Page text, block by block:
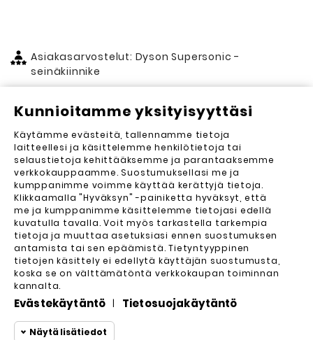
Asiakasarvostelut: Dyson Supersonic -
seinäkiinnike
Asiakasarvostelut (0)
Lähetä arvostelu
Arvosteluja ei vielä ole. Haluatko kirjoittaa
ensimmäisen?
Yrityksemme
Kunnioitamme yksityisyyttäsi
Käytämme evästeitä, tallennamme tietoja
laitteellesi ja käsittelemme henkilötietoja tai
selaustietoja kehittääksemme ja parantaaksemme
verkkokauppaamme. Suostumuksellasi me ja
kumppanimme voimme käyttää kerättyjä tietoja.
Klikkaamalla "Hyväksyn" -painiketta hyväksyt, että
me ja kumppanimme käsittelemme tietojasi edellä
kuvatulla tavalla. Voit myös tarkastella tarkempia
tietoja ja muuttaa asetuksiasi ennen suostumuksen
antamista tai sen epäämistä. Tietyntyyppinen
tietojen käsittely ei edellytä käyttäjän suostumusta,
koska se on välttämätöntä verkkokaupan toiminnan
kannalta.
Evästekäytäntö | Tietosuojakäytäntö
Näytä lisätiedot